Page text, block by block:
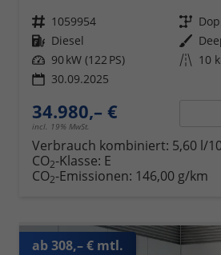
Fahrzeugnr. 1059954 Getriebe
Kraftstoff Diesel Außenfarbe
Leistung 90 kW (122 PS) Kilometerstand 10
30.09.2025
34.980,– €
incl. 19% MwSt.
Verbrauch kombiniert: 5,60 l/
CO2-Klasse: E
CO2-Emissionen: 146,00 g/km
ab 308,– € mtl.